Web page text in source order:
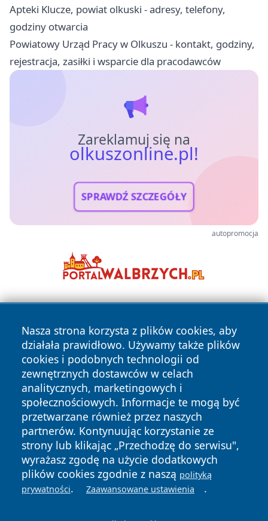
Apteki Klucze, powiat olkuski - adresy, telefony,
godziny otwarcia
Powiatowy Urząd Pracy w Olkuszu - kontakt, godziny,
rejestracja, zasiłki i wsparcie dla pracodawców
Zareklamuj się na
olkuszonline.pl!
SPRAWDŹ SZCZEGÓŁY
autopromocja
Nasza strona korzysta z plików cookies, aby
działała prawidłowo. Używamy także plików
cookies i podobnych technologii od
zewnętrznych dostawców w celach
analitycznych, marketingowych i
społecznościowych. Informacje te mogą być
przetwarzane również przez naszych
partnerów. Kontynuując korzystanie ze
strony lub klikając „Przechodzę do serwisu",
wyrażasz zgodę na użycie dodatkowych
plików cookies zgodnie z naszą polityką
prywatności. Zaawansowane ustawienia .
Copyright © 2026 olkuszonline.pl Wszystkie prawa
zastrzeżone.
News Autorzy
Polityka
Prywatności
Polityka
Cookies